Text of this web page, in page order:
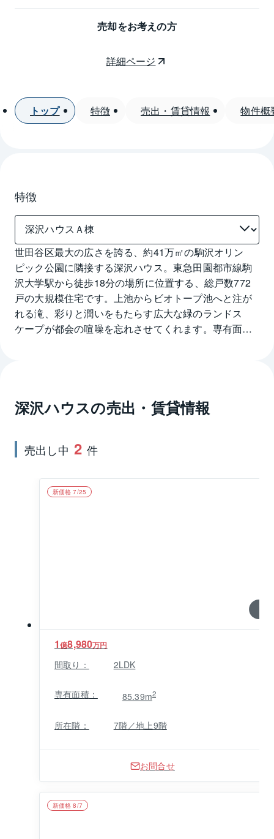
売却をお考えの方
詳細ページ
トップ 特徴 売出・賃貸情報 物件概
特徴
世田谷区最大の広さを誇る、約41万㎡の駒沢オリン
ピック公園に隣接する深沢ハウス。東急田園都市線駒
沢大学駅から徒歩18分の場所に位置する、総戸数772
戸の大規模住宅です。上池からビオトープ池へと注が
れる滝、彩りと潤いをもたらす広大な緑のランドス
ケープが都会の喧噪を忘れさせてくれます。専有面積
す。
深沢ハウスの売出・賃貸情報
売出し中 2 件
1 / 0
新価格 7/25
1億8,980万円
間取り： 2LDK
専有面積： 85.39m2
所在階： 7階／地上9階
お問合せ
新価格 8/7